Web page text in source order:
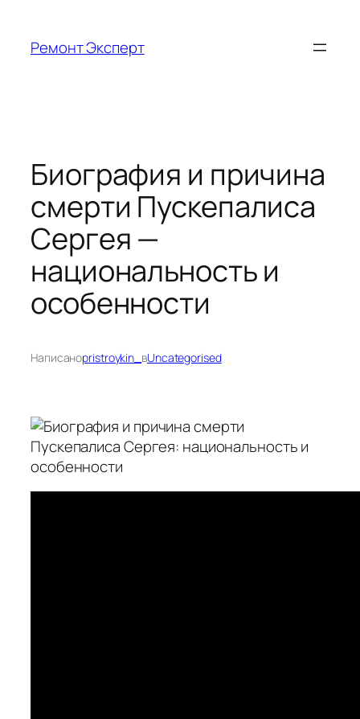
содержимому
Ремонт Эксперт
Биография и причина
смерти Пускепалиса
Сергея —
национальность и
особенности
Написаноpristroykin_ вUncategorised